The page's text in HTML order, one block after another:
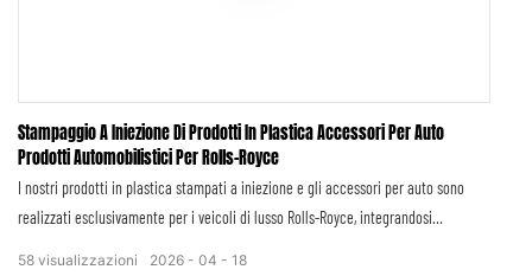
Stampaggio A Iniezione Di Prodotti In Plastica Accessori Per Auto
Prodotti Automobilistici Per Rolls-Royce
I nostri prodotti in plastica stampati a iniezione e gli accessori per auto sono
realizzati esclusivamente per i veicoli di lusso Rolls-Royce, integrandosi
2026 04 18
58 visualizzazioni